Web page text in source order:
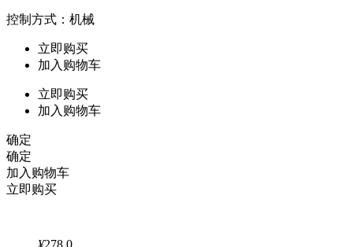
控制方式：机械
立即购买
加入购物车
立即购买
加入购物车
确定
确定
加入购物车
立即购买
¥278.0